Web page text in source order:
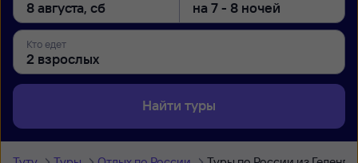
Кто едет
Найти туры